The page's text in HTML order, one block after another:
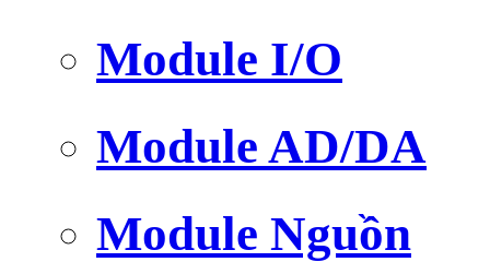
Module I/O
Module AD/DA
Module Nguồn